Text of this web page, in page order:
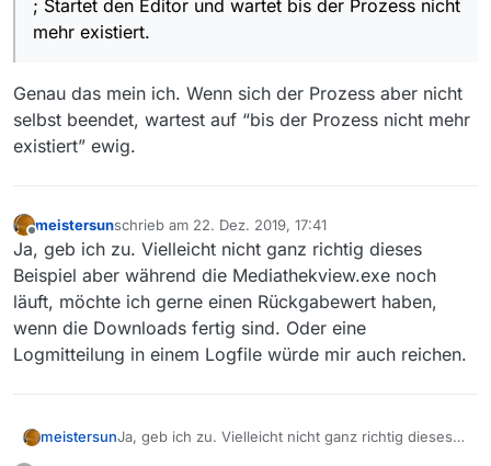
nicht mehr existiert.
Local $iReturn = RunWait(“notepad.exe”)
; Zeigt den Rückgabewert des
Wenn man über die MediathekView.exe einen
Rückgabewert bekäme dass die Downloads
abgeschlossen sind, kann man einen Tastenbefehl
; Startet den Editor und wartet bis der Prozess nicht
mehr existiert.
Genau das mein ich. Wenn sich der Prozess aber nicht
selbst beendet, wartest auf “bis der Prozess nicht mehr
existiert” ewig.
Offline
meistersunschrieb am 22. Dez. 2019, 17:41
zuletzt editiert von
Ja, geb ich zu. Vielleicht nicht ganz richtig dieses
Beispiel aber während die Mediathekview.exe noch
läuft, möchte ich gerne einen Rückgabewert haben,
wenn die Downloads fertig sind. Oder eine
Logmitteilung in einem Logfile würde mir auch reichen.
meistersunJa, geb ich zu. Vielleicht nicht ganz richtig dieses